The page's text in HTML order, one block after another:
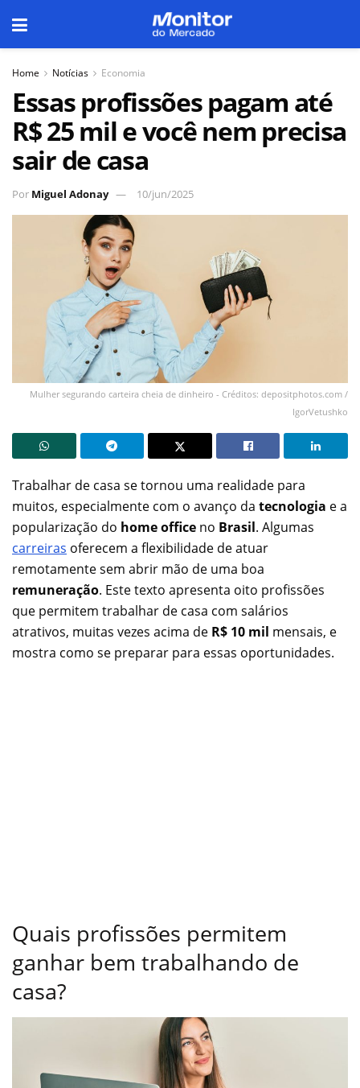
Home Notícias Economia
Essas profissões pagam até
R$ 25 mil e você nem precisa
sair de casa
Por Miguel Adonay 10/jun/2025
Mulher segurando carteira cheia de dinheiro - Créditos: depositphotos.com /
IgorVetushko
Trabalhar de casa se tornou uma realidade para
muitos, especialmente com o avanço da tecnologia e a
popularização do home office no Brasil. Algumas
carreiras oferecem a flexibilidade de atuar
remotamente sem abrir mão de uma boa
remuneração. Este texto apresenta oito profissões
que permitem trabalhar de casa com salários
atrativos, muitas vezes acima de R$ 10 mil mensais, e
mostra como se preparar para essas oportunidades.
Quais profissões permitem
ganhar bem trabalhando de
casa?